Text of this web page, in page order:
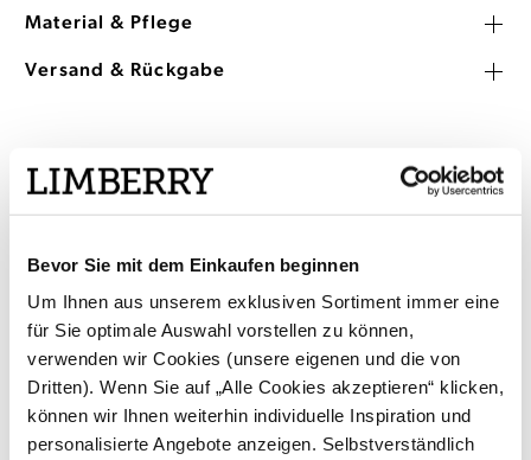
Bevor Sie mit dem Einkaufen beginnen
Um Ihnen aus unserem exklusiven Sortiment immer eine
für Sie optimale Auswahl vorstellen zu können,
verwenden wir Cookies (unsere eigenen und die von
Dritten). Wenn Sie auf „Alle Cookies akzeptieren“ klicken,
können wir Ihnen weiterhin individuelle Inspiration und
personalisierte Angebote anzeigen. Selbstverständlich
Material & Pflege
Versand & Rückgabe
SHOP THE LOOK